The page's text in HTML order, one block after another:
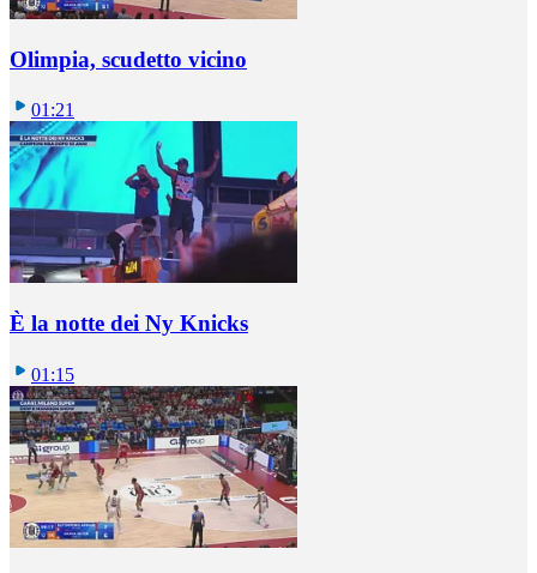
Olimpia, scudetto vicino
01:21
È la notte dei Ny Knicks
01:15